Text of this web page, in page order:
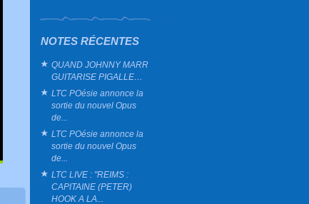
NOTES RÉCENTES
QUAND JOHNNY MARR
GUITARISE PIGALLE…
LTC POésie annonce la
sortie du nouvel Opus
de...
LTC POésie annonce la
sortie du nouvel Opus
de...
LTC LIVE : "REIMS :
CAPITAINE (PETER)
HOOK A LA...